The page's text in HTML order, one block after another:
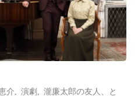
介 ,演劇 ,瀧廉太郎の友人、と